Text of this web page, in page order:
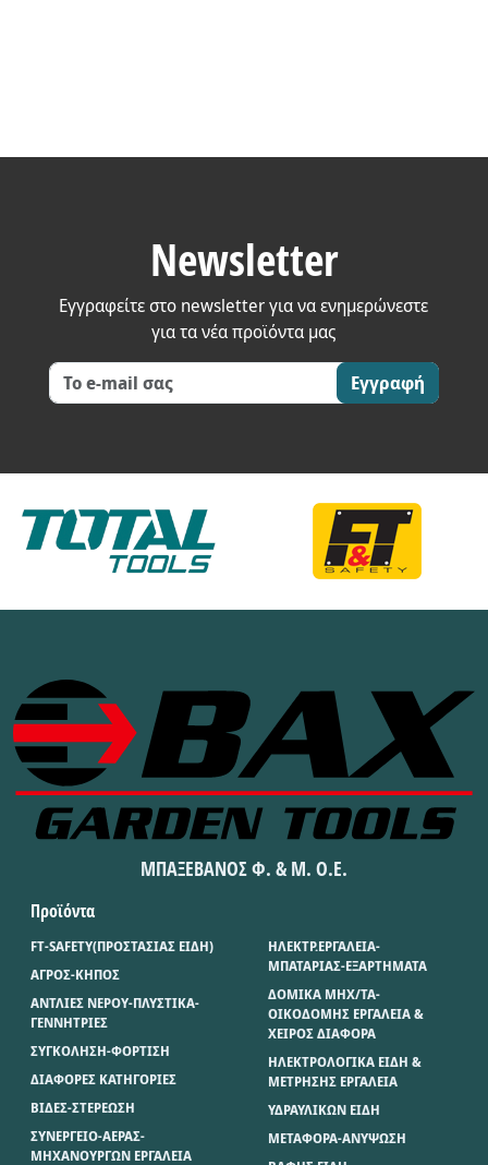
Newsletter
Εγγραφείτε στο newsletter για να ενημερώνεστε
για τα νέα προϊόντα μας
Εγγραφή
ΜΠΑΞΕΒΑΝΟΣ Φ. & Μ. Ο.Ε.
Προϊόντα
FT-SAFETY(ΠΡΟΣΤΑΣΙΑΣ ΕΙΔΗ)
ΑΓΡΟΣ-ΚΗΠΟΣ
ΑΝΤΛΙΕΣ ΝΕΡΟΥ-ΠΛΥΣΤΙΚΑ-
ΓΕΝΝΗΤΡΙΕΣ
ΣΥΓΚΟΛΗΣΗ-ΦΟΡΤΙΣΗ
ΔΙΑΦΟΡΕΣ ΚΑΤΗΓΟΡΙΕΣ
ΒΙΔΕΣ-ΣΤΕΡΕΩΣΗ
ΣΥΝΕΡΓΕΙΟ-ΑΕΡΑΣ-
ΜΗΧΑΝΟΥΡΓΩΝ ΕΡΓΑΛΕΙΑ
ΗΛΕΚΤΡ.ΕΡΓΑΛΕΙΑ-
ΜΠΑΤΑΡΙΑΣ-ΕΞΑΡΤΗΜΑΤΑ
ΔΟΜΙΚΑ ΜΗΧ/ΤΑ-
ΟΙΚΟΔΟΜΗΣ ΕΡΓΑΛΕΙΑ &
ΧΕΙΡΟΣ ΔΙΑΦΟΡΑ
ΗΛΕΚΤΡΟΛΟΓΙΚΑ ΕΙΔΗ &
ΜΕΤΡΗΣΗΣ ΕΡΓΑΛΕΙΑ
ΥΔΡΑΥΛΙΚΩΝ ΕΙΔΗ
ΜΕΤΑΦΟΡΑ-ΑΝΥΨΩΣΗ